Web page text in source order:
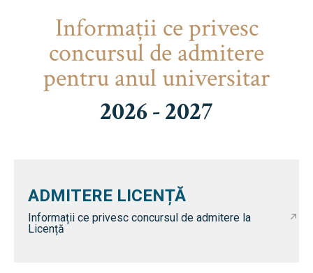
Informaţii ce privesc
concursul de admitere
pentru anul universitar
2026 - 2027
ADMITERE LICENȚĂ
Informații ce privesc concursul de admitere la
Licență